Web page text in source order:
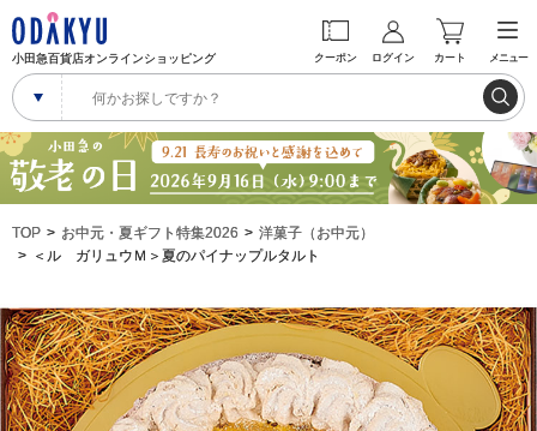
小田急百貨店オンラインショッピング クーポン ログイン カート メニュー
TOP お中元・夏ギフト特集2026
洋菓子（お中元）
＜ル ガリュウＭ＞夏のパイナップルタルト